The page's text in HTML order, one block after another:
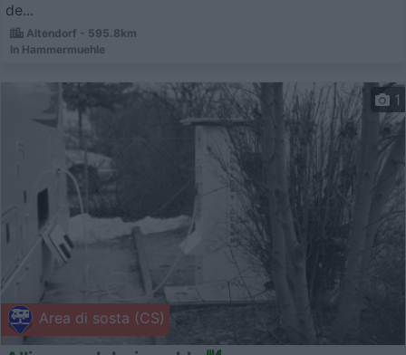
de...
Altendorf - 595.8km
In Hammermuehle
Area di sosta (CS)
1